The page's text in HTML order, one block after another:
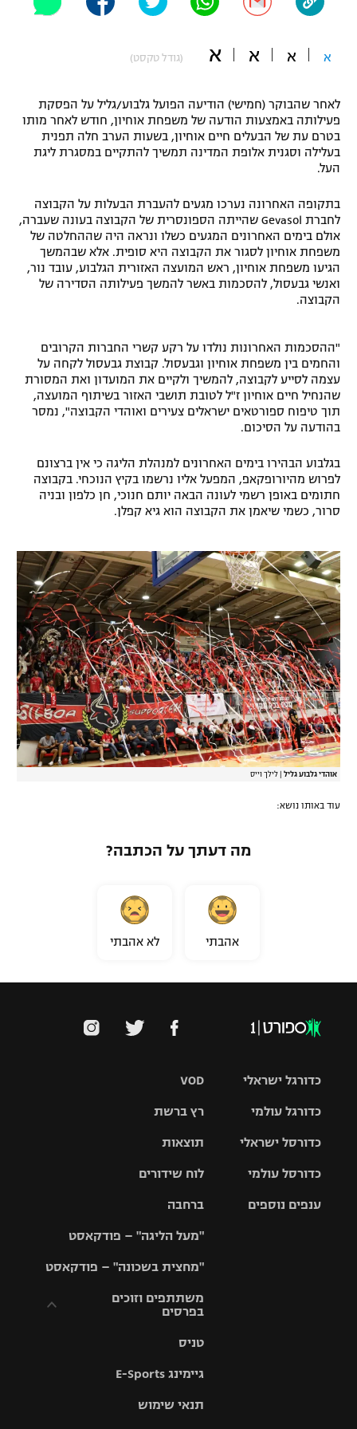
תקנון משתתפים וזוכים בפרסים
תקנון עבור פעילות אלקטרה
תקנון עבור פעילות ספורט 1 – "מרלן"
טניס
תנאי שימוש
מדיניות פרטיות
רשיון להקרנה פומבית לבית עסק
הצטרפות לחבילת הערוצים
תגיות
כדורמים
פוטבול אמריקאי NFL
ספורט אתגרי ואקסטרים
אומנויות לחימה
גיימינג E-Sports
א א א א (גודל טקסט)
לאחר שהבוקר (חמישי) הודיעה הפועל גלבוע/גליל על הפסקת
פעילותה באמצעות הודעה של משפחת אוחיון, חודש לאחר מותו
בטרם עת של הבעלים חיים אוחיון, בשעות הערב חלה תפנית
בעלילה וסגנית אלופת המדינה תמשיך להתקיים במסגרת ליגת
העל.
בתקופה האחרונה נערכו מגעים להעברת הבעלות על הקבוצה
לחברת Gevasol שהייתה הספונסרית של הקבוצה בעונה שעברה,
אולם בימים האחרונים המגעים כשלו ונראה היה שההחלטה של
משפחת אוחיון לסגור את הקבוצה היא סופית. אלא שבהמשך
הגיעו משפחת אוחיון, ראש המועצה האזורית הגלבוע, עובד נור,
ואנשי גבעסול, להסכמות באשר להמשך פעילותה הסדירה של
הקבוצה.
"ההסכמות האחרונות נולדו על רקע קשרי החברות הקרובים
והחמים בין משפחת אוחיון וגבעסול. קבוצת גבעסול לקחה על
עצמה לסייע לקבוצה, להמשיך ולקיים את המועדון ואת המסורת
שהנחיל חיים אוחיון ז"ל לטובת תושבי האזור בשיתוף המועצה,
תוך טיפוח ספורטאים ישראלים צעירים ואוהדי הקבוצה", נמסר
בהודעה על הסיכום.
בגלבוע הבהירו בימים האחרונים למנהלת הליגה כי אין ברצונם
לפרוש מהיורופקאפ, המפעל אליו נרשמו בקיץ הנוכחי. בקבוצה
חתומים באופן רשמי לעונה הבאה יותם חנוכי, חן כלפון ובניה
סרור, כשמי שיאמן את הקבוצה הוא גיא קפלן.
אוהדי גלבוע גליל לילך וייס
עוד באותו נושא:
מה דעתך על הכתבה?
אהבתי לא אהבתי
VOD
רץ ברשת
תוצאות
לוח שידורים
ברחבה
"מעל הליגה" – פודקאסט
"מחצית בשכונה" – פודקאסט
משתתפים וזוכים
בפרסים
וזוכים בפרסים
תקנון עבור פעילות
טניס
גיימינג E-Sports
תנאי שימוש
כדורגל ישראלי
גביע הטוטו
כדורגל עולמי
האלופות
ליגה
כדורסל ישראלי
סל
כדורסל עולמי
ענפים נוספים